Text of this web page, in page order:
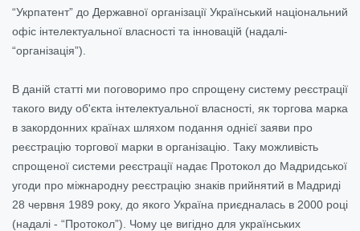
“Укрпатент” до Державної організації Український національний
офіс інтелектуальної власності та інновацій (надалі-
“організація”).
В даній статті ми поговоримо про спрощену систему реєстрації
такого виду об'єкта інтелектуальної власності, як торгова марка
в закордонних країнах шляхом подання однієї заяви про
реєстрацію торгової марки в організацію. Таку можливість
спрощеної системи реєстрації надає Протокол до Мадридської
угоди про міжнародну реєстрацію знаків прийнятий в Мадриді
28 червня 1989 року, до якого Україна приєдналась в 2000 році
(надалі - “Протокол”). Чому це вигідно для українських